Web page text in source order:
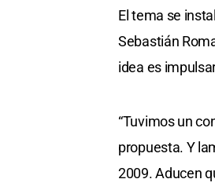
El tema se
Sebastián
idea es
“Tuvimos un
propuesta. Y
2009. Aducen